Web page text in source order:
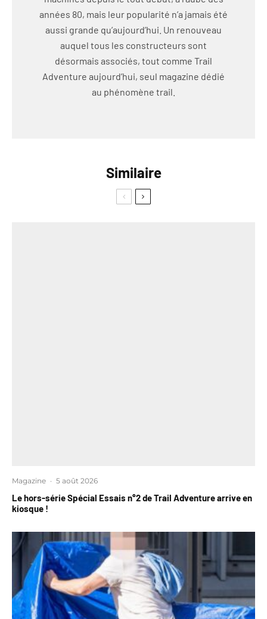
années 80, mais leur popularité n’a jamais été
aussi grande qu’aujourd’hui. Un renouveau
auquel tous les constructeurs sont
désormais associés, tout comme Trail
Adventure aujourd’hui, seul magazine dédié
au phénomène trail.
Similaire
Magazine · 5 août 2026
Le hors-série Spécial Essais n°2 de Trail Adventure arrive en
kiosque !